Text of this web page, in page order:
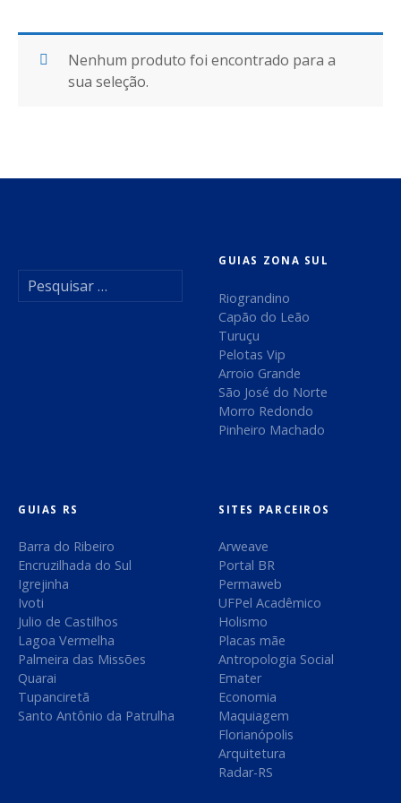
Nenhum produto foi encontrado para a
sua seleção.
:
GUIAS ZONA SUL
Riograndino
Capão do Leão
Turuçu
Pelotas Vip
Arroio Grande
São José do Norte
Morro Redondo
Pinheiro Machado
GUIAS RS
Barra do Ribeiro
Encruzilhada do Sul
Igrejinha
Ivoti
Julio de Castilhos
Lagoa Vermelha
Palmeira das Missões
Quarai
Tupanciretã
Santo Antônio da Patrulha
SITES PARCEIROS
Arweave
Portal BR
Permaweb
UFPel Acadêmico
Holismo
Placas mãe
Antropologia Social
Emater
Economia
Maquiagem
Florianópolis
Arquitetura
Radar-RS